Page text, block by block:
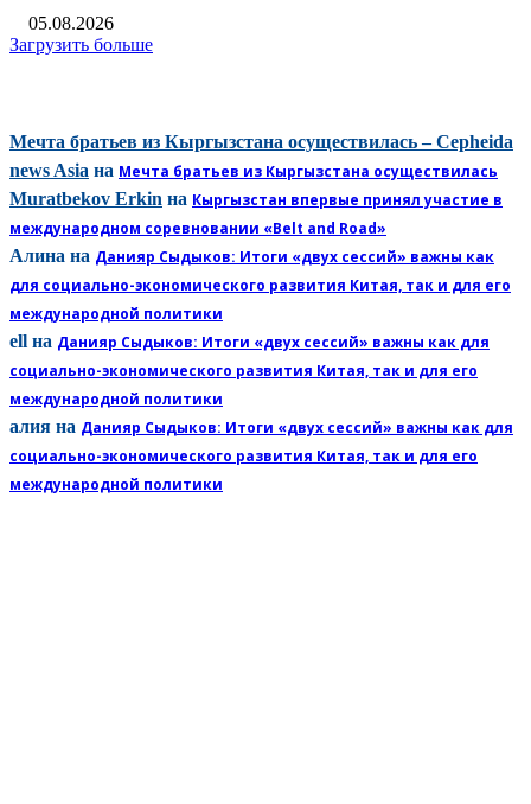
05.08.2026
Загрузить больше
Мечта братьев из Кыргызстана осуществилась – Cepheida
news Asia на Мечта братьев из Кыргызстана осуществилась
Muratbekov Erkin на Кыргызстан впервые принял участие в
международном соревновании «Belt and Road»
Алина на Данияр Сыдыков: Итоги «двух сессий» важны как
для социально-экономического развития Китая, так и для его
международной политики
ell на Данияр Сыдыков: Итоги «двух сессий» важны как для
социально-экономического развития Китая, так и для его
международной политики
алия на Данияр Сыдыков: Итоги «двух сессий» важны как для
социально-экономического развития Китая, так и для его
международной политики